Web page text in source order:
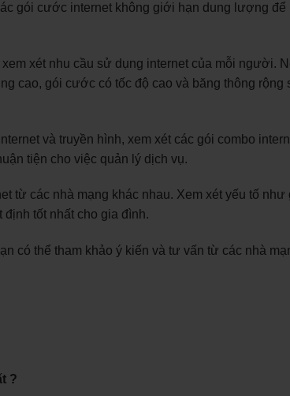
gói cước internet không giới hạn dung lượng để
xét nhu cầu sử dụng internet của mỗi người.
cao, gói cước có tốc độ cao và băng thông rộng
và truyền hình, xem xét các gói combo
tiện cho việc quản lý dịch vụ.
từ các nhà mạng khác nhau. Xem xét yếu tố như
tốt nhất cho gia đình.
có thể tham khảo ý kiến và tư vấn từ các nhà
?